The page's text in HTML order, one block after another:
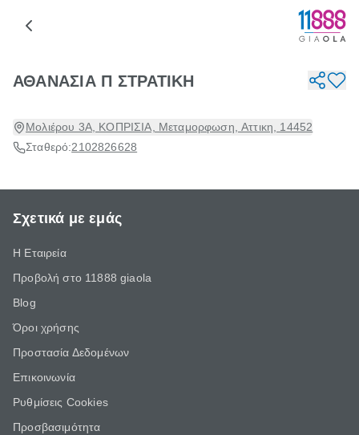
ΑΘΑΝΑΣΙΑ Π ΣΤΡΑΤΙΚΗ
Μολιέρου 3Α, ΚΟΠΡΙΣΙΑ, Μεταμορφωση, Αττικη, 14452
Σταθερό:2102826628
Σχετικά με εμάς
Η Εταιρεία
Προβολή στο 11888 giaola
Blog
Όροι χρήσης
Προστασία Δεδομένων
Επικοινωνία
Ρυθμίσεις Cookies
Προσβασιμότητα